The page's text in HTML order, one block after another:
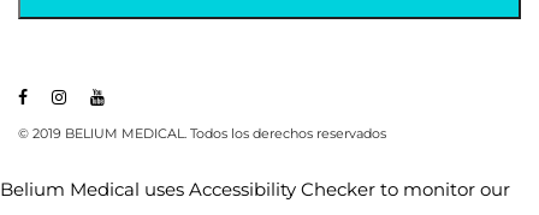
© 2019 BELIUM MEDICAL. Todos los derechos reservados
Belium Medical uses Accessibility Checker to monitor our